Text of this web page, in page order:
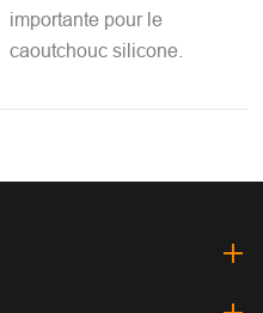
importante pour le
caoutchouc silicone.